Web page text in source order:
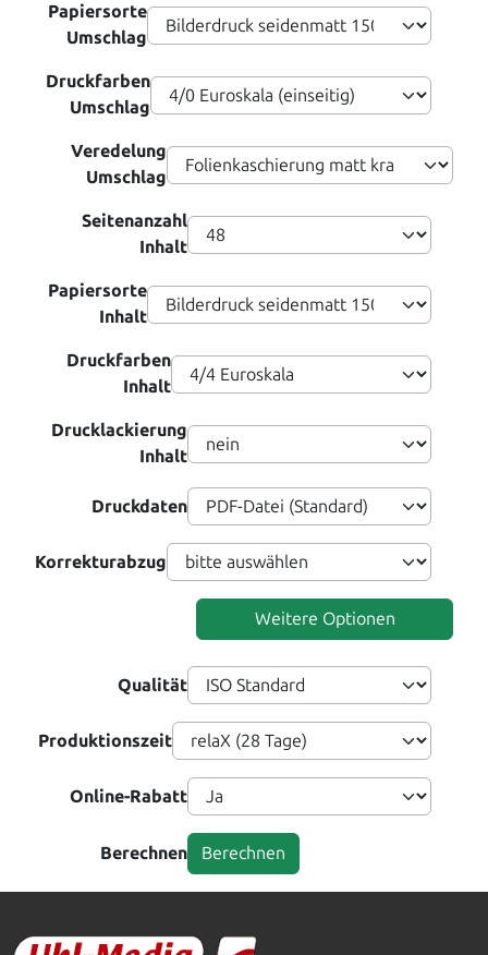
Papiersorte
Umschlag
Druckfarben
Umschlag
Veredelung
Umschlag
Seitenanzahl
Inhalt
Papiersorte
Inhalt
Druckfarben
Inhalt
Drucklackierung
Inhalt
Druckdaten
Korrekturabzug
Weitere Optionen
Qualität
Produktionszeit
Online-Rabatt
Berechnen